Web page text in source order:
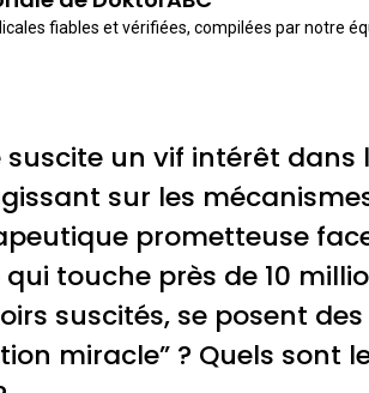
fiables et vérifiées, compilées par notre
suscite un vif intérêt
sur les
prometteuse
touche près de 10
suscités, se posent
miracle” ? Quels sont